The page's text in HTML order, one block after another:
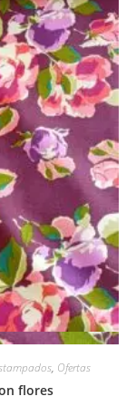
, Ofertas
flores